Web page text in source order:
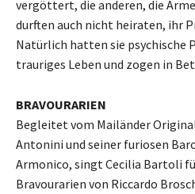
vergöttert, die anderen, die
durften auch nicht heiraten, ihr
Natürlich hatten sie psychische
trauriges Leben und zogen in
BRAVOURARIEN
Begleitet vom Mailänder
Antonini und seiner furiosen
Armonico, singt Cecilia Bartoli
Bravourarien von Riccardo